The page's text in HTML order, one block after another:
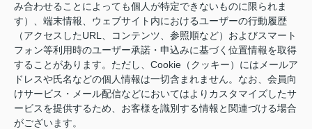
み合わせることによっても個人が特定できないものに限られま
す）、端末情報、ウェブサイト内におけるユーザーの行動履歴
（アクセスしたURL、コンテンツ、参照順など）およびスマート
フォン等利用時のユーザー承諾・申込みに基づく位置情報を取得
することがあります。ただし、Cookie（クッキー）にはメールア
ドレスや氏名などの個人情報は一切含まれません。なお、会員向
けサービス・メール配信などにおいてはよりカスタマイズしたサ
ービスを提供するため、お客様を識別する情報と関連づける場合
がございます。